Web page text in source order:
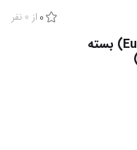
0 از 0 نفر
کاتریج (فشنگی) یوروپن (Europen) بسته